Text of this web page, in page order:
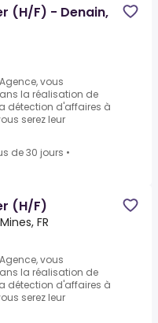
(H/F) - Denain,
vous
la réalisation de
détection d'affaires à
serez leur
de 30 jours •
(H/F)
FR
vous
la réalisation de
détection d'affaires à
serez leur